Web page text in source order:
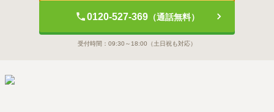
0120-527-369（通話無料）
受付時間： 09:30～18:00 （土日祝も対応）